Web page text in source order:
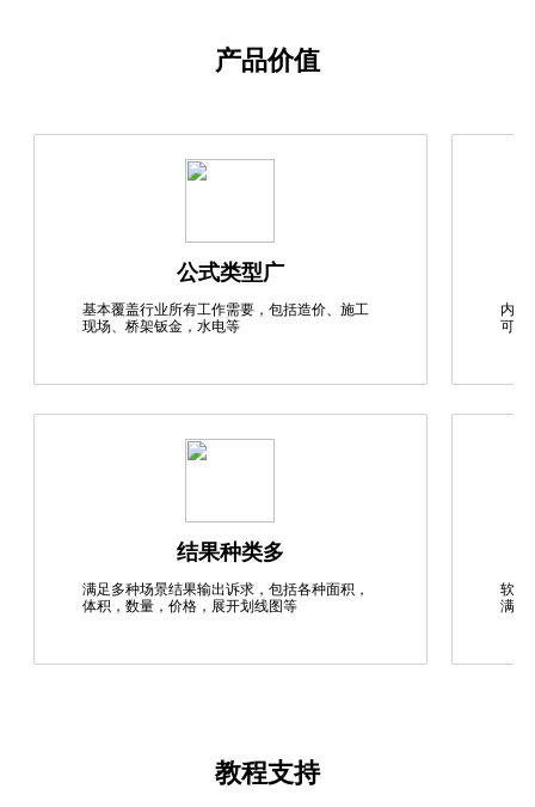
产品价值
公式类型广
基本覆盖行业所有工作需要，包括造价、施工
现场、桥架钣金，水电等
结果种类多
满足多种场景结果输出诉求，包括各种面积，
体积，数量，价格，展开划线图等
内置
可溯
软件
满足
教程支持